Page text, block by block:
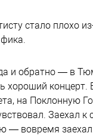
стало плохо
и обратно — в
хороший
на Поклонную
Заехал к
— вовремя